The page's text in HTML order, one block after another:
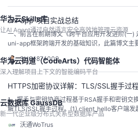
华为云Skills库
让AI Agent通过自然语言安全高效地管理云资源
华为云码道（CodeArts）代码智能体
深入理解项目上下文的智能编码平台
云数据库 GaussDB
新一代企业级分布式关系型数据库产品
保消息从队列正确地投递到...
uni-app 项目实战总结
一、前言在前期博文《跨平台应用开发进阶(一
uni-app框架跨端开发的基础知识，此篇博文主
可直接应用。若组件不符合easycom规范，则
组件，然后才能使用。标准js 和 浏览器js的区
SHQ1874009
HTTPS加密协议详解：TLS/SSL握手过
1、握手与密钥协商过程基于RSA握手和密钥交
解TLS/SSL握手过程。(1).client_hello客户端发
包含版本信息，加密套件候选列表，压缩算法
信息，相关信息如下：支持的最高TSL协议版
沃通WoTrus